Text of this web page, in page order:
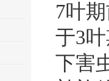
7叶
于3
下害